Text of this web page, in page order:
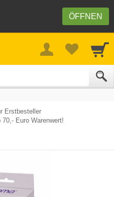
ÖFFNEN
Erstbesteller
Euro Warenwert!